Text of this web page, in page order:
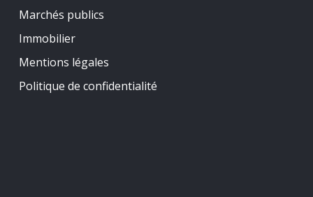
Marchés publics
Immobilier
Mentions légales
Politique de confidentialité